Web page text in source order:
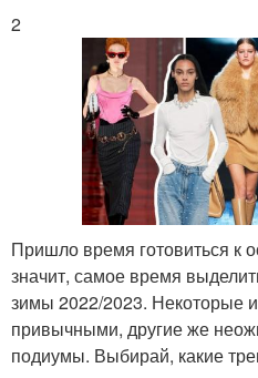
2
Пришло время готовиться к
значит, самое время
зимы 2022/2023. Некоторые
привычными, другие же
подиумы. Выбирай, какие